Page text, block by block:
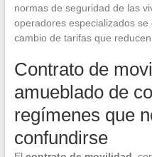
normas de seguridad de las
operadores especializados
cambio de tarifas que
Contrato de
amueblado de
regímenes que
confundirse